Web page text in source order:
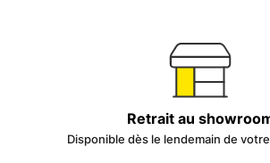
Retrait au
Disponible dès le lendemain de